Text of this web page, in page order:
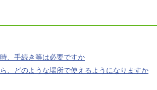
、手続き等は必要ですか
、どのような場所で使えるようになりますか